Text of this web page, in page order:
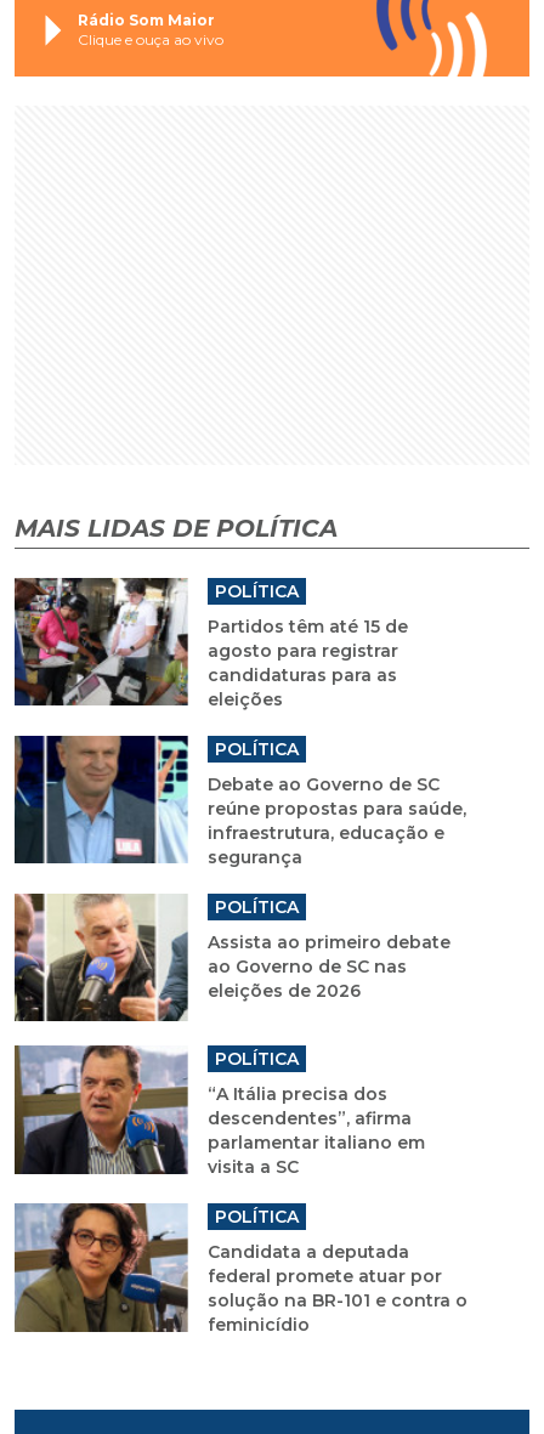
Rádio Som Maior
Clique e ouça ao vivo
MAIS LIDAS DE POLÍTICA
POLÍTICA
Partidos têm até 15 de
agosto para registrar
candidaturas para as
eleições
POLÍTICA
Debate ao Governo de SC
reúne propostas para saúde,
infraestrutura, educação e
segurança
POLÍTICA
Assista ao primeiro debate
ao Governo de SC nas
eleições de 2026
POLÍTICA
“A Itália precisa dos
descendentes”, afirma
parlamentar italiano em
visita a SC
POLÍTICA
Candidata a deputada
federal promete atuar por
solução na BR-101 e contra o
feminicídio